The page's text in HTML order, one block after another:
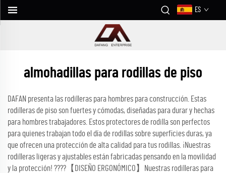
ES
almohadillas para rodillas de piso
DAFAN presenta las rodilleras para hombres para construcción. Estas
rodilleras de piso son fuertes y cómodas, diseñadas para durar y hechas
para hombres trabajadores. Estos protectores de rodilla son perfectos
para quienes trabajan todo el día de rodillas sobre superficies duras, ya
que ofrecen una protección de alta calidad para tus rodillas. ¡Nuestras
rodilleras ligeras y ajustables están fabricadas pensando en la movilidad
y la protección! ????【DISEÑO ERGONÓMICO】Nuestras rodilleras para